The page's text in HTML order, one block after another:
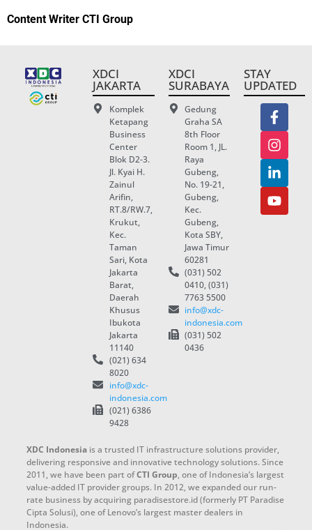
Content Writer CTI Group
XDCI
JAKARTA
Komplek
Ketapang
Business
Center
Blok D2-3.
Jl. Kyai H.
Zainul
Arifin,
RT.8/RW.7,
Krukut,
Kec.
Taman
Sari, Kota
Jakarta
Barat,
Daerah
Khusus
Ibukota
Jakarta
11140
(021) 634
8020
info@xdc-
indonesia.com
(021) 6386
9428
XDCI
SURABAYA
Gedung
Graha SA
8th Floor
Room 1, JL.
Raya
Gubeng,
No. 19-21,
Gubeng,
Kec.
Gubeng,
Kota SBY,
Jawa Timur
60281
(031) 502
0410, (031)
7763 5500
info@xdc-
indonesia.com
(031) 502
0436
STAY
UPDATED
XDC Indonesiais a trusted IT infrastructure solutions provider,
delivering responsive and innovative technology solutions. Since
2011, we have been part ofCTI Group, one of Indonesia’s largest
value-added IT provider groups. In 2012, we expanded our run-
rate business by acquiring paradisestore.id (formerly PT Paradise
Cipta Solusi), one of Lenovo’s largest master dealers in
Indonesia.